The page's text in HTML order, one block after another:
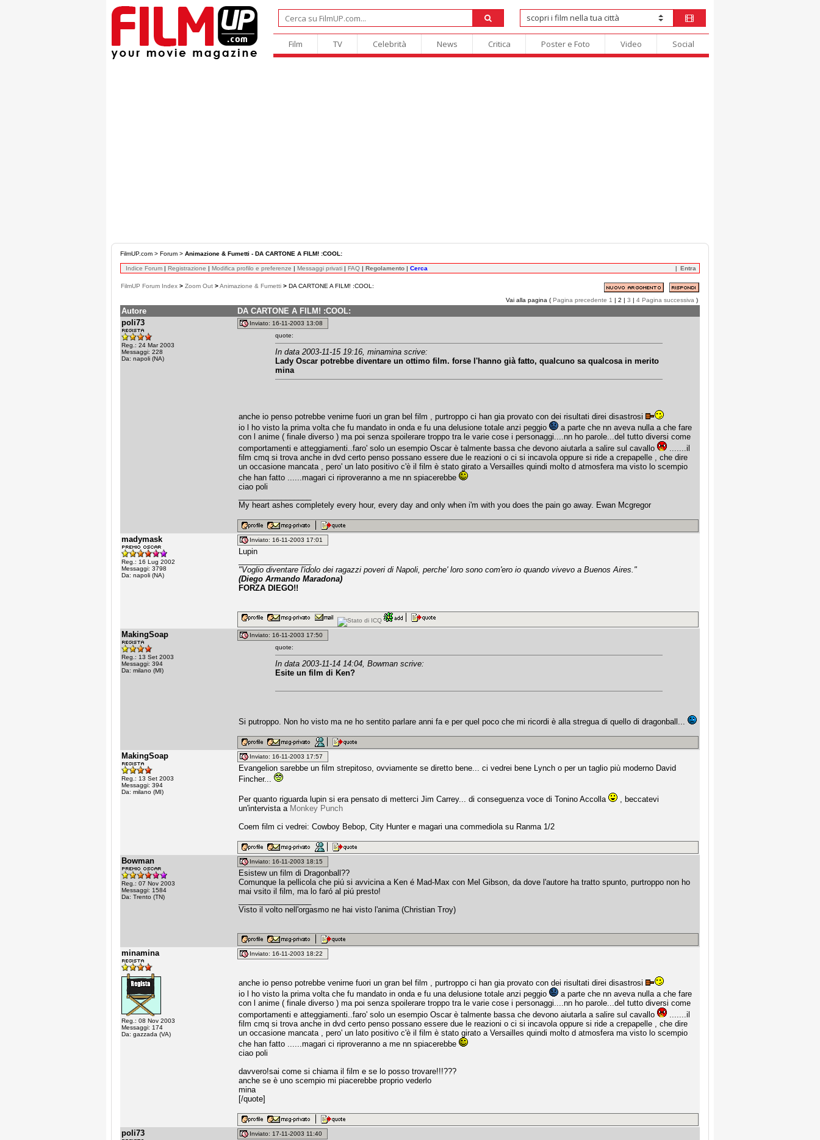
Film TV Celebrità News Critica Poster e Foto Video Social
FilmUP.com > Forum > Animazione & Fumetti - DA CARTONE A FILM! :COOL:
Indice Forum | Registrazione | Modifica profilo e preferenze | Messaggi privati | FAQ | Regolamento | Cerca Entra
FilmUP Forum Index > Zoom Out >Animazione & Fumetti > DA CARTONE A FILM! :COOL:
Vai alla pagina ( Pagina precedente 1 | 2 | 3 | 4 Pagina successiva )
Autore
DA CARTONE A FILM! :COOL:
poli73
Reg.: 24 Mar 2003
Messaggi: 228
Da: napoli (NA)
Inviato: 16-11-2003 13:08
quote:
In data 2003-11-15 19:16, minamina scrive:
Lady Oscar potrebbe diventare un ottimo film. forse l'hanno già fatto, qualcuno sa qualcosa in merito
mina
anche io penso potrebbe venirne fuori un gran bel film , purtroppo ci han gia provato con dei risultati direi disastrosi
io l ho visto la prima volta che fu mandato in onda e fu una delusione totale anzi peggio
a parte che nn aveva nulla a che fare
con l anime ( finale diverso ) ma poi senza spoilerare troppo tra le varie cose i personaggi....nn ho parole...del tutto diversi come
comportamenti e atteggiamenti..faro' solo un esempio Oscar è talmente bassa che devono aiutarla a salire sul cavallo
.......il
film cmq si trova anche in dvd certo penso possano essere due le reazioni o ci si incavola oppure si ride a crepapelle , che dire
un occasione mancata , pero' un lato positivo c'è il film è stato girato a Versailles quindi molto d atmosfera ma visto lo scempio
che han fatto ......magari ci riproveranno a me nn spiacerebbe
ciao poli
My heart ashes completely every hour, every day and only when i'm with you does the pain go away. Ewan Mcgregor
madymask
Reg.: 16 Lug 2002
Messaggi: 3798
Da: napoli (NA)
Inviato: 16-11-2003 17:01
Lupin
"Voglio diventare l'idolo dei ragazzi poveri di Napoli, perche' loro sono com'ero io quando vivevo a Buenos Aires."
(Diego Armando Maradona)
FORZA DIEGO!!
MakingSoap
Reg.: 13 Set 2003
Messaggi: 394
Da: milano (MI)
Inviato: 16-11-2003 17:50
quote:
In data 2003-11-14 14:04, Bowman scrive:
Esite un film di Ken?
Si putroppo. Non ho visto ma ne ho sentito parlare anni fa e per quel poco che mi ricordi è alla stregua di quello di dragonball...
MakingSoap
Reg.: 13 Set 2003
Messaggi: 394
Da: milano (MI)
Inviato: 16-11-2003 17:57
Evangelion sarebbe un film strepitoso, ovviamente se diretto bene... ci vedrei bene Lynch o per un taglio più moderno David
Fincher...
Per quanto riguarda lupin si era pensato di metterci Jim Carrey... di conseguenza voce di Tonino Accolla
, beccatevi
un'intervista a Monkey Punch
Coem film ci vedrei: Cowboy Bebop, City Hunter e magari una commediola su Ranma 1/2
Bowman
Reg.: 07 Nov 2003
Messaggi: 1584
Da: Trento (TN)
Inviato: 16-11-2003 18:15
Esistew un film di Dragonball??
Comunque la pellicola che piú si avvicina a Ken é Mad-Max con Mel Gibson, da dove l'autore ha tratto spunto, purtroppo non ho
mai vsito il film, ma lo faró al piú presto!
Visto il volto nell'orgasmo ne hai visto l'anima (Christian Troy)
minamina
Reg.: 08 Nov 2003
Messaggi: 174
Da: gazzada (VA)
Inviato: 16-11-2003 18:22
anche io penso potrebbe venirne fuori un gran bel film , purtroppo ci han gia provato con dei risultati direi disastrosi
io l ho visto la prima volta che fu mandato in onda e fu una delusione totale anzi peggio
a parte che nn aveva nulla a che fare
con l anime ( finale diverso ) ma poi senza spoilerare troppo tra le varie cose i personaggi....nn ho parole...del tutto diversi come
comportamenti e atteggiamenti..faro' solo un esempio Oscar è talmente bassa che devono aiutarla a salire sul cavallo
.......il
film cmq si trova anche in dvd certo penso possano essere due le reazioni o ci si incavola oppure si ride a crepapelle , che dire
un occasione mancata , pero' un lato positivo c'è il film è stato girato a Versailles quindi molto d atmosfera ma visto lo scempio
che han fatto ......magari ci riproveranno a me nn spiacerebbe
ciao poli
davvero!sai come si chiama il film e se lo posso trovare!!!???
anche se è uno scempio mi piacerebbe proprio vederlo
mina
[/quote]
poli73 Inviato: 17-11-2003 11:40